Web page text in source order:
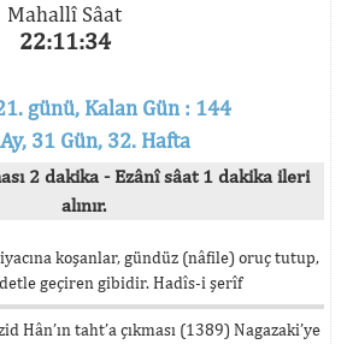
Mahallî Sâat
22:11:34
günü, Kalan Gün : 144
31 Gün, 32. Hafta
2 dakika - Ezânî sâat 1 dakika ileri
alınır.
koşanlar, gündüz (nâfile) oruç tutup,
geçiren gibidir. Hadîs-i şerîf
Hân’ın taht’a çıkması (1389) Nagazaki’ye